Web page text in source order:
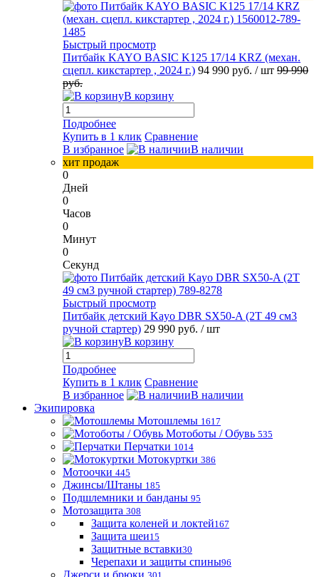
Быстрый просмотр
Питбайк KAYO BASIC K125 17/14 KRZ (механ.
сцепл. кикстартер , 2024 г.) 94 990 руб. / шт 99 990
руб.
В корзину
Подробнее
Купить в 1 клик Сравнение
В избранное
В наличии
хит продаж
0
Дней
0
Часов
0
Минут
0
Секунд
Быстрый просмотр
Питбайк детский Kayo DBR SX50-A (2T 49 см3
ручной стартер) 29 990 руб. / шт
В корзину
Подробнее
Купить в 1 клик Сравнение
В избранное
В наличии
Экипировка
Мотошлемы 1617
Мотоботы / Обувь 535
Перчатки 1014
Мотокуртки 386
Мотоочки 445
Джинсы/Штаны 185
Подшлемники и банданы 95
Мотозащита 308
Защита коленей и локтей167
Защита шеи15
Защитные вставки30
Черепахи и защиты спины96
Джерси и брюки